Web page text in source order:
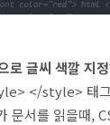
글씨 색깔 지정
</style> 태
문서를 읽을때,